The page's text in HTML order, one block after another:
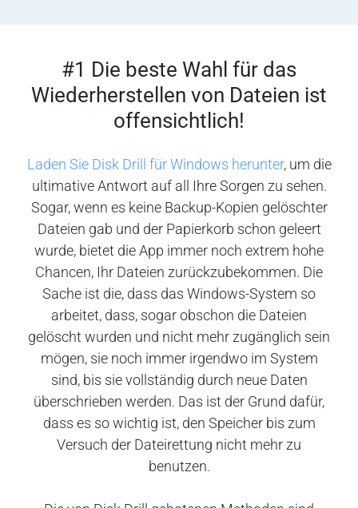
#1 Die beste Wahl für das
Wiederherstellen von Dateien ist
offensichtlich!
Laden Sie Disk Drill für Windows herunter, um die
ultimative Antwort auf all Ihre Sorgen zu sehen.
Sogar, wenn es keine Backup-Kopien gelöschter
Dateien gab und der Papierkorb schon geleert
wurde, bietet die App immer noch extrem hohe
Chancen, Ihr Dateien zurückzubekommen. Die
Sache ist die, dass das Windows-System so
arbeitet, dass, sogar obschon die Dateien
gelöscht wurden und nicht mehr zugänglich sein
mögen, sie noch immer irgendwo im System
sind, bis sie vollständig durch neue Daten
überschrieben werden. Das ist der Grund dafür,
dass es so wichtig ist, den Speicher bis zum
Versuch der Dateirettung nicht mehr zu
benutzen.